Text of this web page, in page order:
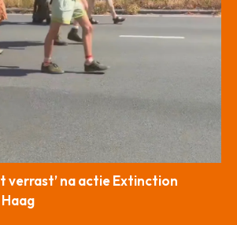
verrast’ na actie Extinction